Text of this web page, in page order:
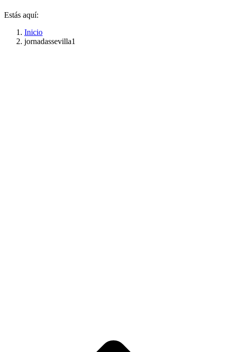
Estás aquí:
Inicio
jornadassevilla1